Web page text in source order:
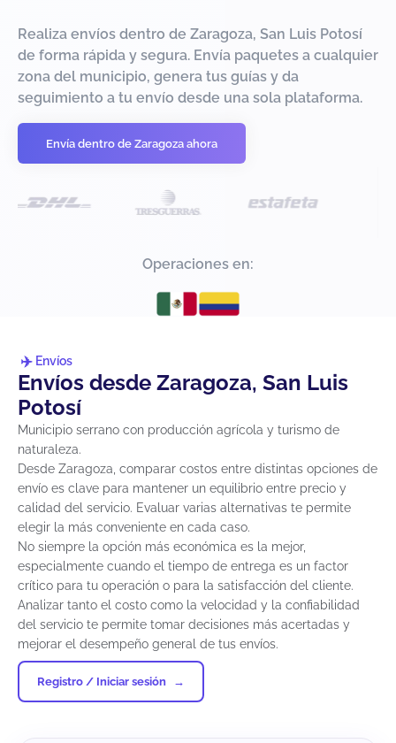
Realiza envíos dentro de Zaragoza, San Luis Potosí
de forma rápida y segura. Envía paquetes a cualquier
zona del municipio, genera tus guías y da
seguimiento a tu envío desde una sola plataforma.
Envía dentro de Zaragoza ahora
Operaciones en:
Envíos
Envíos desde Zaragoza, San Luis
Potosí
Municipio serrano con producción agrícola y turismo de
naturaleza.
Desde Zaragoza, comparar costos entre distintas opciones de
envío es clave para mantener un equilibrio entre precio y
calidad del servicio. Evaluar varias alternativas te permite
elegir la más conveniente en cada caso.
No siempre la opción más económica es la mejor,
especialmente cuando el tiempo de entrega es un factor
crítico para tu operación o para la satisfacción del cliente.
Analizar tanto el costo como la velocidad y la confiabilidad
del servicio te permite tomar decisiones más acertadas y
mejorar el desempeño general de tus envíos.
Registro / Iniciar sesión